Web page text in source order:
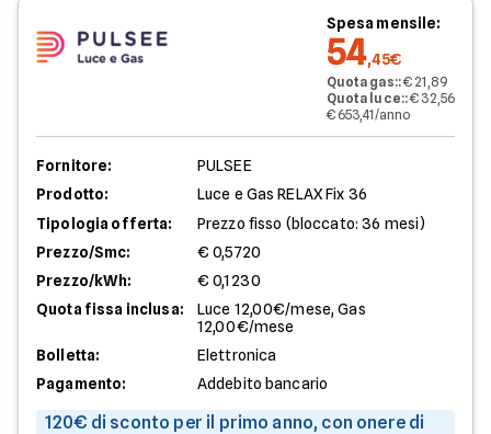
Spesa mensile:
54,45€
Quota gas::€ 21,89
Quota luce::€ 32,56
€ 653,41/anno
Fornitore:
PULSEE
Prodotto:
Luce e Gas RELAX Fix 36
Tipologia offerta:
Prezzo fisso (bloccato: 36 mesi)
Prezzo/Smc:
€ 0,5720
Prezzo/kWh:
€ 0,1230
Quota fissa inclusa:
Luce 12,00€/mese, Gas
12,00€/mese
Bolletta:
Elettronica
Pagamento:
Addebito bancario
120€ di sconto per il primo anno, con onere di